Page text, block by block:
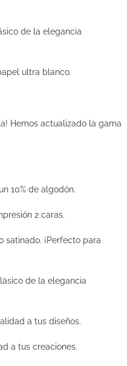
de la elegancia
ultra blanco.
Hemos actualizado la gama
10% de algodón.
2 caras.
¡Perfecto para
de la elegancia
a tus diseños.
a tus creaciones.